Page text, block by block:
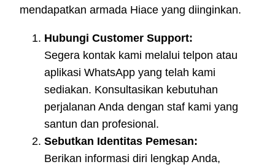
mendapatkan armada Hiace yang diinginkan.
Hubungi Customer Support:
Segera kontak kami melalui telpon atau
aplikasi WhatsApp yang telah kami
sediakan. Konsultasikan kebutuhan
perjalanan Anda dengan staf kami yang
santun dan profesional.
Sebutkan Identitas Pemesan:
Berikan informasi diri lengkap Anda,